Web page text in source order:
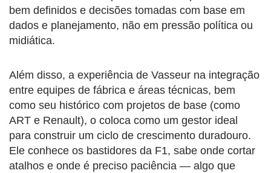
bem definidos e decisões tomadas com base em
dados e planejamento, não em pressão política ou
midiática.
Além disso, a experiência de Vasseur na integração
entre equipes de fábrica e áreas técnicas, bem
como seu histórico com projetos de base (como
ART e Renault), o coloca como um gestor ideal
para construir um ciclo de crescimento duradouro.
Ele conhece os bastidores da F1, sabe onde cortar
atalhos e onde é preciso paciência — algo que